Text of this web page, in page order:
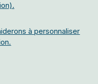
à personnaliser